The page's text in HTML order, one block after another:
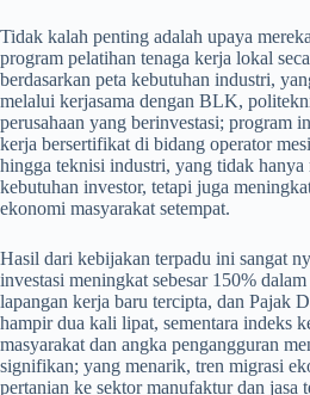
Tidak kalah penting adalah upaya
program pelatihan tenaga kerja lokal
berdasarkan peta kebutuhan industri,
melalui kerjasama dengan BLK,
perusahaan yang berinvestasi; program
kerja bersertifikat di bidang operator
hingga teknisi industri, yang tidak hanya
kebutuhan investor, tetapi juga
ekonomi masyarakat setempat.
Hasil dari kebijakan terpadu ini sangat
investasi meningkat sebesar 150%
lapangan kerja baru tercipta, dan Pajak
hampir dua kali lipat, sementara indeks
masyarakat dan angka pengangguran
signifikan; yang menarik, tren migrasi
pertanian ke sektor manufaktur dan jasa